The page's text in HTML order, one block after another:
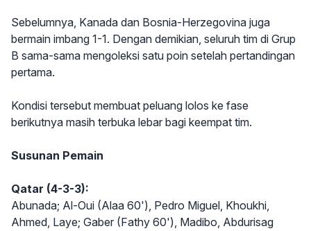
Sebelumnya, Kanada dan Bosnia-Herzegovina juga
bermain imbang 1-1. Dengan demikian, seluruh tim di Grup
B sama-sama mengoleksi satu poin setelah pertandingan
pertama.
Kondisi tersebut membuat peluang lolos ke fase
berikutnya masih terbuka lebar bagi keempat tim.
Susunan Pemain
Qatar (4-3-3):
Abunada; Al-Oui (Alaa 60'), Pedro Miguel, Khoukhi,
Ahmed, Laye; Gaber (Fathy 60'), Madibo, Abdurisag